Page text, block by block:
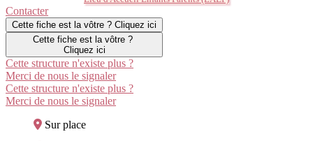
Contacter
Cette fiche est la vôtre ? Cliquez ici
Cette fiche est la vôtre ?
Cliquez ici
Cette structure n'existe plus ?
Merci de nous le signaler
Cette structure n'existe plus ?
Merci de nous le signaler
Sur place